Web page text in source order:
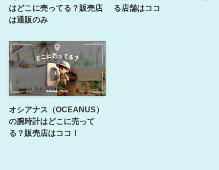
はどこに売ってる？販売店
は通販のみ
る店舗はココ
オシアナス（OCEANUS）
の腕時計はどこに売って
る？販売店はココ！